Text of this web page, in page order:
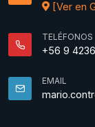
[Ver en
TELÉFONOS
+56 9
EMAIL